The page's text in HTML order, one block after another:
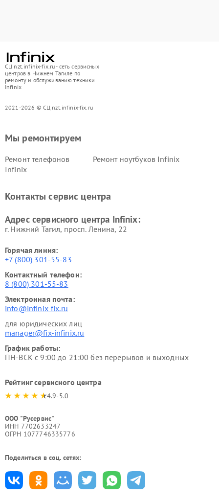
СЦ nzt.infinix-fix.ru - сеть сервисных
центров в Нижнем Тагиле по
ремонту и обслуживанию техники
Infinix
2021-2026 © СЦ nzt.infinix-fix.ru
Мы ремонтируем
Ремонт телефонов
Infinix
Ремонт ноутбуков Infinix
Контакты сервис центра
Адрес сервисного центра Infinix:
г. Нижний Тагил, просп. Ленина, 22
Горячая линия:
+7 (800) 301-55-83
Контактный телефон:
8 (800) 301-55-83
Электронная почта:
info@infinix-fix.ru
для юридических лиц
manager@fix-infinix.ru
График работы:
ПН-ВСК с 9:00 до 21:00 без перерывов и выходных
Рейтинг сервисного центра
4.9-5.0
ООО "Русервис"
ИНН 7702633247
ОГРН 1077746335776
Поделиться в соц. сетях: